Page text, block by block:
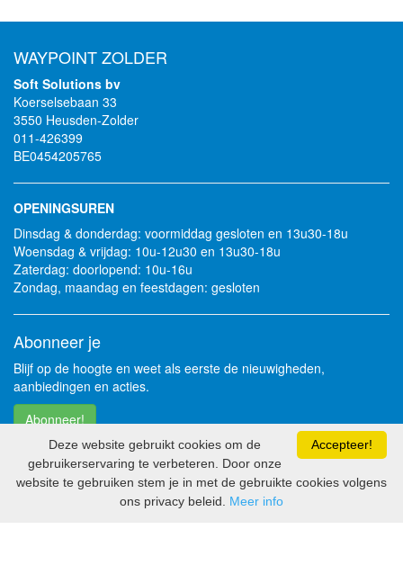
WAYPOINT ZOLDER
Soft Solutions bv
Koerselsebaan 33
3550 Heusden-Zolder
011-426399
BE0454205765
OPENINGSUREN
Dinsdag & donderdag: voormiddag gesloten en 13u30-18u
Woensdag & vrijdag: 10u-12u30 en 13u30-18u
Zaterdag: doorlopend: 10u-16u
Zondag, maandag en feestdagen: gesloten
Abonneer je
Blijf op de hoogte en weet als eerste de nieuwigheden,
aanbiedingen en acties.
Abonneer!
Volg je ons al?
Accepteer!
Deze website gebruikt cookies om de
gebruikerservaring te verbeteren. Door onze
website te gebruiken stem je in met de gebruikte cookies volgens
ons privacy beleid. Meer info